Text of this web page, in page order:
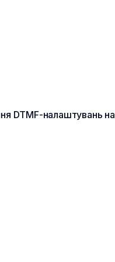
DTMF-налаштувань на